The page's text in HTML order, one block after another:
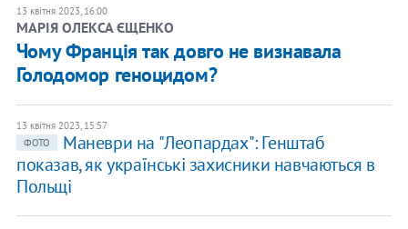
13 квітня 2023, 16:00
​МАРІЯ ОЛЕКСА ЄЩЕНКО
Чому Франція так довго не визнавала
Голодомор геноцидом?
13 квітня 2023, 15:57
ФОТО
​Маневри на "Леопардах": Генштаб
показав, як українські захисники навчаються в
Польщі